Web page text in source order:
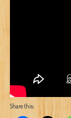
Share this: